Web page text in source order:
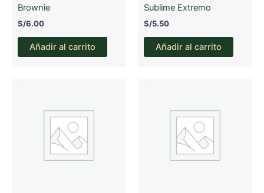
Brownie
S/6.00
Añadir al carrito
Sublime Extremo
S/5.50
Añadir al carrito